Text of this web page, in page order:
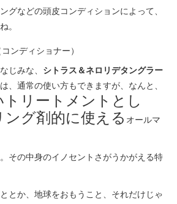
グなどの頭皮コンディションによって、
。
じみな、 シトラス＆ネロリデタングラー
、通常の使い方もできますが、なんと、
リートメントとし
グ剤的に使える オールマ
その中身のイノセントさがうかがえる特
とか、地球をおもうこと、それだけじゃ